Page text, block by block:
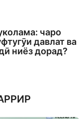
чаро
давлат ва
ниёз дорад?